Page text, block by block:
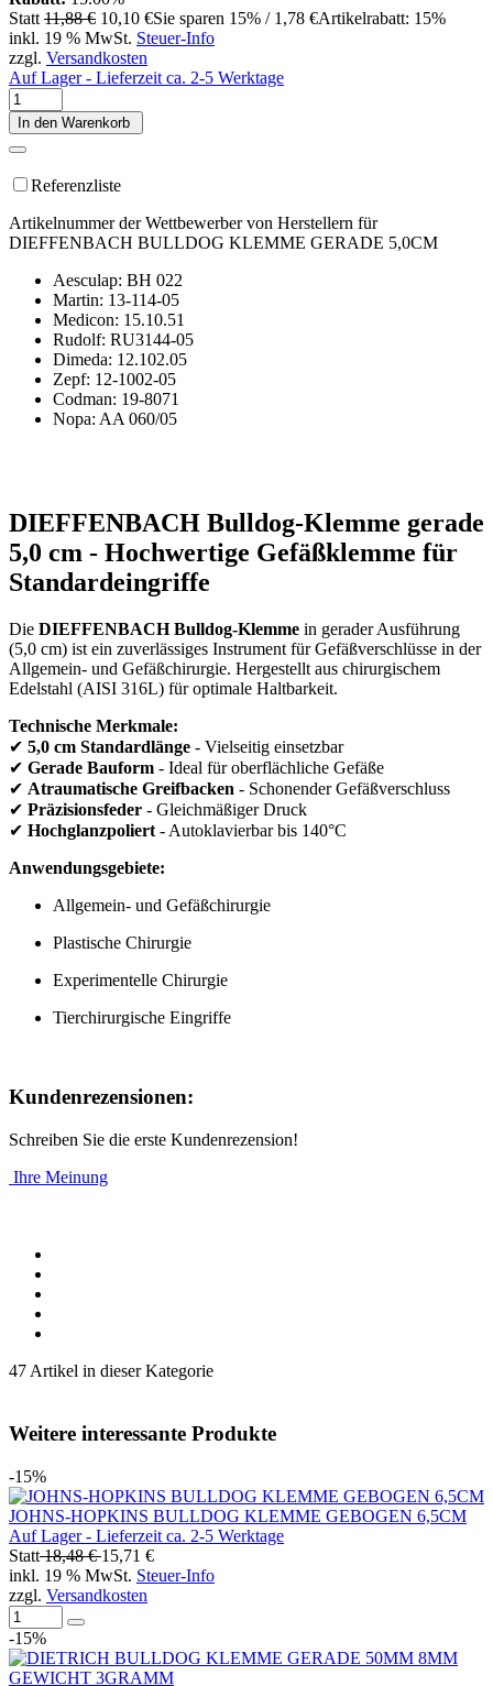
Statt 11,88 € 10,10 €Sie sparen 15% / 1,78 €Artikelrabatt: 15%
inkl. 19 % MwSt. Steuer-Info
zzgl. Versandkosten
Auf Lager - Lieferzeit ca. 2-5 Werktage
In den Warenkorb
Referenzliste
Artikelnummer der Wettbewerber von Herstellern für
DIEFFENBACH BULLDOG KLEMME GERADE 5,0CM
Aesculap: BH 022
Martin: 13-114-05
Medicon: 15.10.51
Rudolf: RU3144-05
Dimeda: 12.102.05
Zepf: 12-1002-05
Codman: 19-8071
Nopa: AA 060/05
DIEFFENBACH Bulldog-Klemme gerade
5,0 cm - Hochwertige Gefäßklemme für
Standardeingriffe
Die DIEFFENBACH Bulldog-Klemme in gerader Ausführung
(5,0 cm) ist ein zuverlässiges Instrument für Gefäßverschlüsse in der
Allgemein- und Gefäßchirurgie. Hergestellt aus chirurgischem
Edelstahl (AISI 316L) für optimale Haltbarkeit.
Technische Merkmale:
✔ 5,0 cm Standardlänge - Vielseitig einsetzbar
✔ Gerade Bauform - Ideal für oberflächliche Gefäße
✔ Atraumatische Greifbacken - Schonender Gefäßverschluss
✔ Präzisionsfeder - Gleichmäßiger Druck
✔ Hochglanzpoliert - Autoklavierbar bis 140°C
Anwendungsgebiete:
Allgemein- und Gefäßchirurgie
Plastische Chirurgie
Experimentelle Chirurgie
Tierchirurgische Eingriffe
Kundenrezensionen:
Schreiben Sie die erste Kundenrezension!
Ihre Meinung
47 Artikel in dieser Kategorie
Weitere interessante Produkte
-15%
JOHNS-HOPKINS BULLDOG KLEMME GEBOGEN 6,5CM
Auf Lager - Lieferzeit ca. 2-5 Werktage
Statt18,48 €15,71 €
inkl. 19 % MwSt. Steuer-Info
zzgl. Versandkosten
-15%